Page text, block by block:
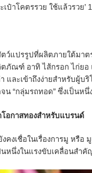
ป๋าโคตรรวย ใช้แล้วรวย’
ว์แปรรูปที่ผลิตภายใต้มา
ภัณฑ์ อาทิ ไส้กรอก ไก่ย
และเข้าถึงง่ายสำหรับผู้
“กลุ่มรถทอด” ซึ่งเป็นห
โอกาสทองสำหรับแบรนด์
งเชื่อในเรื่องการมู หรือ มู
หนึ่งในแรงขับเคลื่อนสำ